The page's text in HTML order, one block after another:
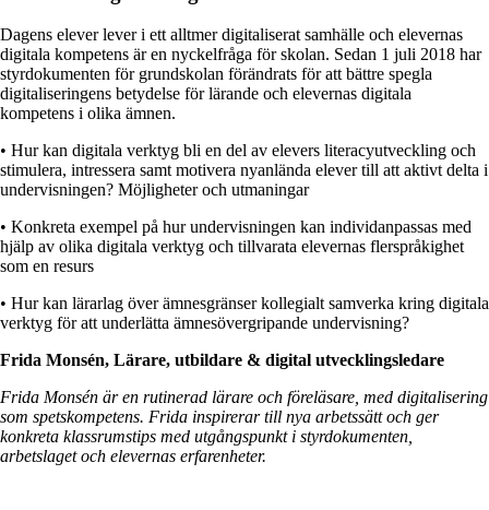
Dagens elever lever i ett alltmer digitaliserat samhälle och elevernas
digitala kompetens är en nyckelfråga för skolan. Sedan 1 juli 2018 har
styrdokumenten för grundskolan förändrats för att bättre spegla
digitaliseringens betydelse för lärande och elevernas digitala
kompetens i olika ämnen.
• Hur kan digitala verktyg bli en del av elevers literacyutveckling och
stimulera, intressera samt motivera nyanlända elever till att aktivt delta i
undervisningen? Möjligheter och utmaningar
• Konkreta exempel på hur undervisningen kan individanpassas med
hjälp av olika digitala verktyg och tillvarata elevernas flerspråkighet
som en resurs
• Hur kan lärarlag över ämnesgränser kollegialt samverka kring digitala
verktyg för att underlätta ämnesövergripande undervisning?
Frida Monsén, Lärare, utbildare & digital utvecklingsledare
Frida Monsén är en rutinerad lärare och föreläsare, med digitalisering
som spetskompetens. Frida inspirerar till nya arbetssätt och ger
konkreta klassrumstips med utgångspunkt i styrdokumenten,
arbetslaget och elevernas erfarenheter.